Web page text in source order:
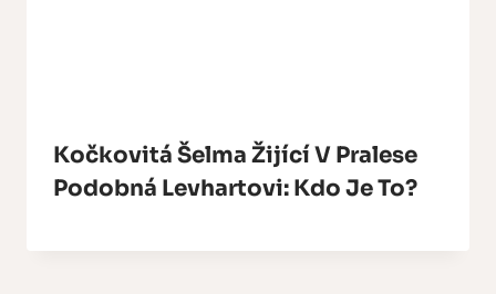
Kočkovitá Šelma Žijící V Pralese
Podobná Levhartovi: Kdo Je To?